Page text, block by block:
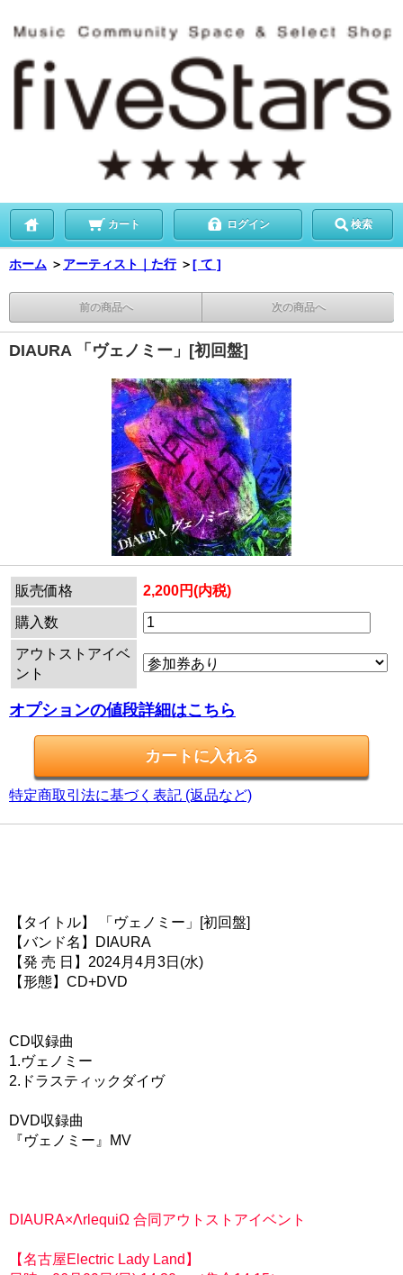
カート ログイン 検索
ホーム ＞ アーティスト｜た行 ＞[ て ]
前の商品へ 次の商品へ
DIAURA 「ヴェノミー」[初回盤]
販売価格 2,200円(内税)
購入数
アウトストアイベ
ント
オプションの値段詳細はこちら
特定商取引法に基づく表記 (返品など)
【タイトル】 「ヴェノミー」[初回盤]
【バンド名】DIAURA
【発 売 日】2024月4月3日(水)
【形態】CD+DVD
CD収録曲
1.ヴェノミー
2.ドラスティックダイヴ
DVD収録曲
『ヴェノミー』MV
DIAURA×ΛrlequiΩ 合同アウトストアイベント
【名古屋Electric Lady Land】